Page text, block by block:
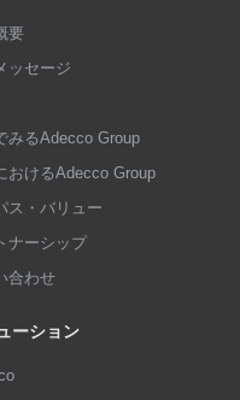
要
ッセージ
みるAdecco Group
おけるAdecco Group
ス・バリュー
ナーシップ
合わせ
ーション